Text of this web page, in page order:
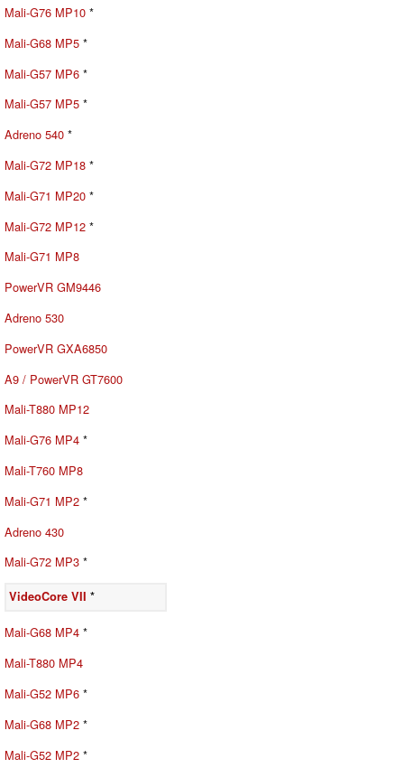
Mali-G76 MP10 *
Mali-G68 MP5 *
Mali-G57 MP6 *
Mali-G57 MP5 *
Adreno 540 *
Mali-G72 MP18 *
Mali-G71 MP20 *
Mali-G72 MP12 *
Mali-G71 MP8
PowerVR GM9446
Adreno 530
PowerVR GXA6850
A9 / PowerVR GT7600
Mali-T880 MP12
Mali-G76 MP4 *
Mali-T760 MP8
Mali-G71 MP2 *
Adreno 430
Mali-G72 MP3 *
VideoCore VII *
Mali-G68 MP4 *
Mali-T880 MP4
Mali-G52 MP6 *
Mali-G68 MP2 *
Mali-G52 MP2 *